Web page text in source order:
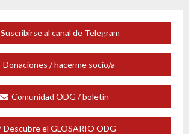
Suscribirse al canal de Telegram
Donaciones / hacerme socio/a
Comunidad ODG / boletín
Descubre el GLOSARIO ODG